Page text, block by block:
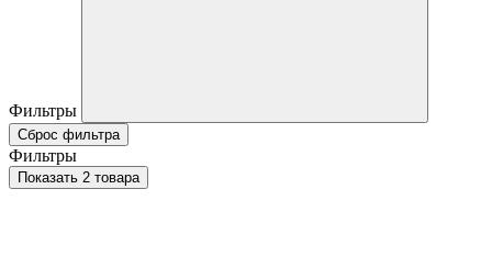
Фильтры
Сброс фильтра
Фильтры
Показать 2 товара